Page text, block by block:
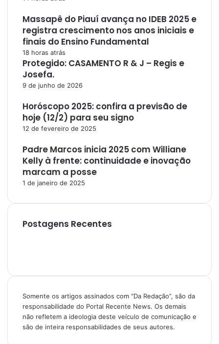
Massapê do Piauí avança no IDEB 2025 e
registra crescimento nos anos iniciais e
finais do Ensino Fundamental
18 horas atrás
Protegido: CASAMENTO R & J – Regis e
Josefa.
9 de junho de 2026
Horóscopo 2025: confira a previsão de
hoje (12/2) para seu signo
12 de fevereiro de 2025
Padre Marcos inicia 2025 com Williane
Kelly à frente: continuidade e inovação
marcam a posse
1 de janeiro de 2025
Postagens Recentes
Somente os artigos assinados com “Da Redação”, são da
responsabilidade do Portal Recente News. Os demais
não refletem a ideologia deste veículo de comunicação e
são de inteira responsabilidades de seus autores.